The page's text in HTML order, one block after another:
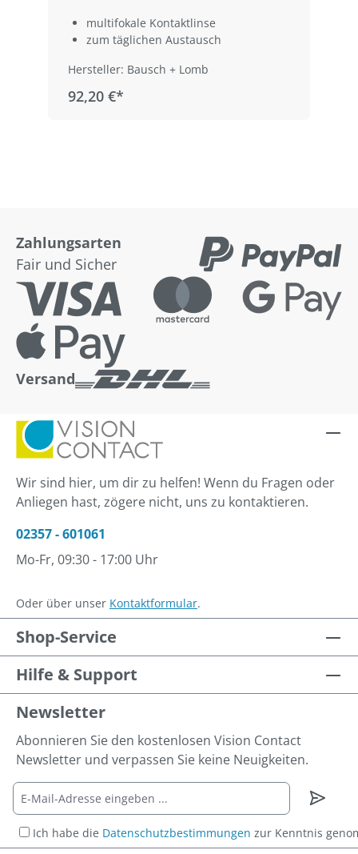
multifokale Kontaktlinse
zum täglichen Austausch
Hersteller: Bausch + Lomb
92,20 €*
Zahlungsarten
Fair und Sicher
Versand
Wir sind hier, um dir zu helfen! Wenn du Fragen oder
Anliegen hast, zögere nicht, uns zu kontaktieren.
02357 - 601061
Mo-Fr, 09:30 - 17:00 Uhr
Oder über unser Kontaktformular.
Shop-Service
Hilfe & Support
Newsletter
Abonnieren Sie den kostenlosen Vision Contact
Newsletter und verpassen Sie keine Neuigkeiten.
Ich habe die Datenschutzbestimmungen zur Kenntnis